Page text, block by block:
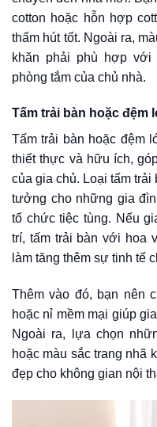
cotton hoặc hỗn hợp
thấm hút tốt. Ngoài ra,
khăn phải phù hợp với
phòng tắm của chủ nhà.
Tấm trải bàn hoặc đệm
Tấm trải bàn hoặc đệm
thiết thực và hữu ích,
của gia chủ. Loại tấm
tưởng cho những gia
tổ chức tiệc tùng. Nếu
trí, tấm trải bàn với hoa
làm tăng thêm sự tinh tế
Thêm vào đó, bạn nên
hoặc nỉ mềm mại giúp
Ngoài ra, lựa chọn
hoặc màu sắc trang nhã
đẹp cho không gian nội